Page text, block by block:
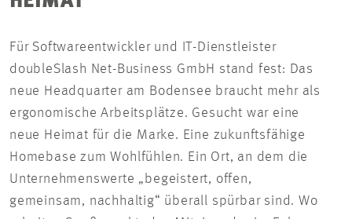
Für Softwareentwickler und IT-Dienstleister
doubleSlash Net-Business GmbH stand fest: Das
neue Headquarter am Bodensee braucht mehr als
ergonomische Arbeitsplätze. Gesucht war eine
neue Heimat für die Marke. Eine zukunftsfähige
Homebase zum Wohlfühlen. Ein Ort, an dem die
Unternehmenswerte „begeistert, offen,
gemeinsam, nachhaltig“ überall spürbar sind. Wo